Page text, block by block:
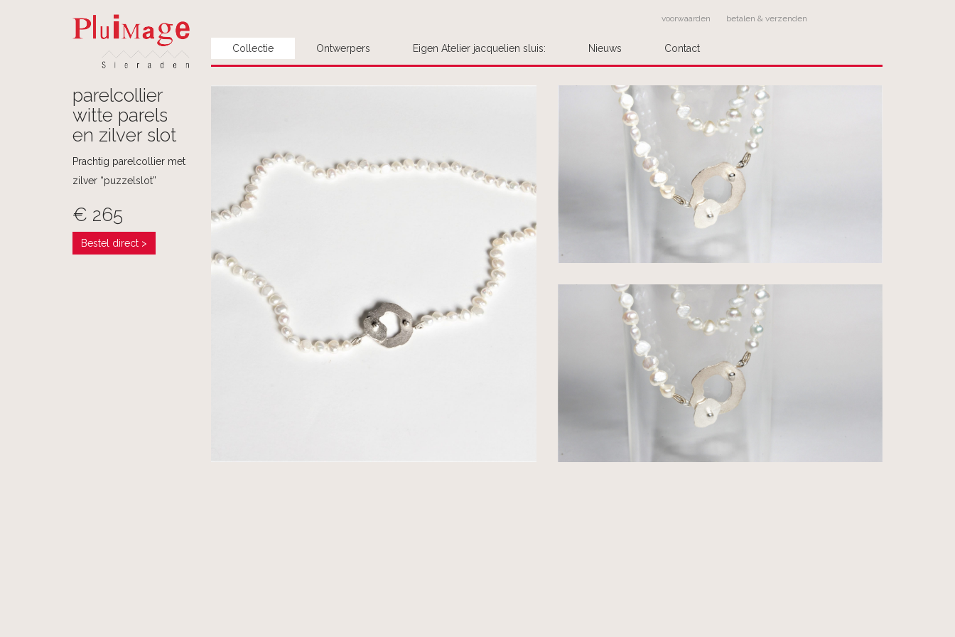
voorwaarden betalen & verzenden
Collectie Ontwerpers Eigen Atelier jacquelien sluis: Nieuws Contact
parelcollier
witte parels
en zilver slot
Prachtig parelcollier met
zilver “puzzelslot”
€ 265
Bestel direct >
Uw bestelling
Plaats hier uw bestelling!
Geef bij meerdere keuzes bij
opmerking aan om welk werk het gaat.
We handelen de bestelling dan als volgt af:
We leggen het sieraad apart
We nemen contact op over de wijze van verzenden en betaling
Het product wordt door ons verzonden!
Interesse in meerdere sieraden? Deze kunt u los bestellen, wij
voegen ze dan voor u bij elkaar.
Is er haast geboden probeer dan telefonisch contact met Pluimage